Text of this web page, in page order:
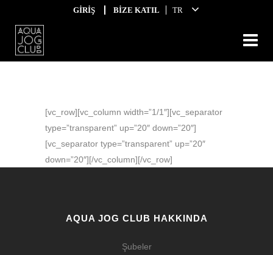
GİRİŞ BİZE KATIL TR
[vc_row][vc_column width=”1/1″][vc_separator
type=”transparent” up=”20″ down=”20″]
[vc_separator type=”transparent” up=”20″
down=”20″][/vc_column][/vc_row]
AQUA JOG CLUB HAKKINDA
Şubeler